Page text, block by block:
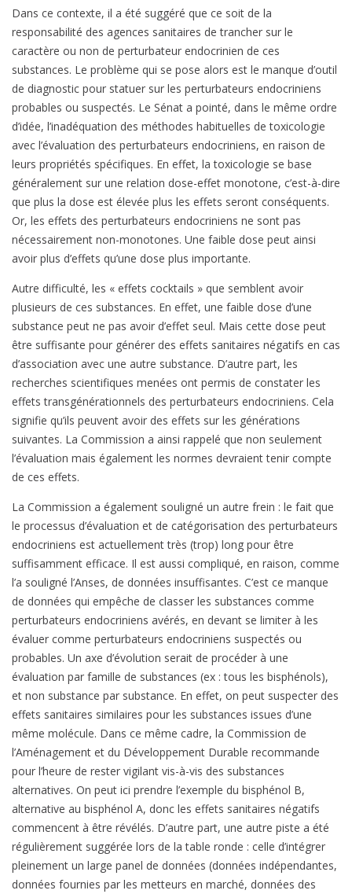
Dans ce contexte, il a été suggéré que ce soit de la
responsabilité des agences sanitaires de trancher sur le
caractère ou non de perturbateur endocrinien de ces
substances. Le problème qui se pose alors est le manque d’outil
de diagnostic pour statuer sur les perturbateurs endocriniens
probables ou suspectés. Le Sénat a pointé, dans le même ordre
d’idée, l’inadéquation des méthodes habituelles de toxicologie
avec l’évaluation des perturbateurs endocriniens, en raison de
leurs propriétés spécifiques. En effet, la toxicologie se base
généralement sur une relation dose-effet monotone, c’est-à-dire
que plus la dose est élevée plus les effets seront conséquents.
Or, les effets des perturbateurs endocriniens ne sont pas
nécessairement non-monotones. Une faible dose peut ainsi
avoir plus d’effets qu’une dose plus importante.
Autre difficulté, les « effets cocktails » que semblent avoir
plusieurs de ces substances. En effet, une faible dose d’une
substance peut ne pas avoir d’effet seul. Mais cette dose peut
être suffisante pour générer des effets sanitaires négatifs en cas
d’association avec une autre substance. D’autre part, les
recherches scientifiques menées ont permis de constater les
effets transgénérationnels des perturbateurs endocriniens. Cela
signifie qu’ils peuvent avoir des effets sur les générations
suivantes. La Commission a ainsi rappelé que non seulement
l’évaluation mais également les normes devraient tenir compte
de ces effets.
La Commission a également souligné un autre frein : le fait que
le processus d’évaluation et de catégorisation des perturbateurs
endocriniens est actuellement très (trop) long pour être
suffisamment efficace. Il est aussi compliqué, en raison, comme
l’a souligné l’Anses, de données insuffisantes. C’est ce manque
de données qui empêche de classer les substances comme
perturbateurs endocriniens avérés, en devant se limiter à les
évaluer comme perturbateurs endocriniens suspectés ou
probables. Un axe d’évolution serait de procéder à une
évaluation par famille de substances (ex : tous les bisphénols),
et non substance par substance. En effet, on peut suspecter des
effets sanitaires similaires pour les substances issues d’une
même molécule. Dans ce même cadre, la Commission de
l’Aménagement et du Développement Durable recommande
pour l’heure de rester vigilant vis-à-vis des substances
alternatives. On peut ici prendre l’exemple du bisphénol B,
alternative au bisphénol A, donc les effets sanitaires négatifs
commencent à être révélés. D’autre part, une autre piste a été
régulièrement suggérée lors de la table ronde : celle d’intégrer
pleinement un large panel de données (données indépendantes,
données fournies par les metteurs en marché, données des